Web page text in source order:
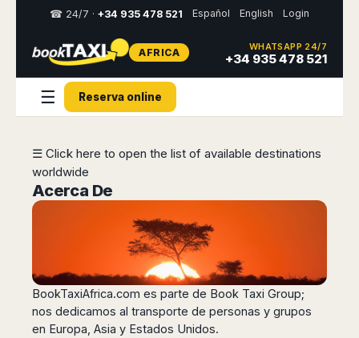
Select
website
Girona
Reus
Madrid
Turin
Genoa
Trieste
Brussels
Luxembourg
Geneva
Dubai
Abu
Dhabi
Amman
New
York
Los
☎ 24/7 · +34 935 478 521 Español English Login
AFRICA WHATSAPP 24/7
+34 935 478 521
☰ Reserva online
☰ Click here to open the list of available destinations
worldwide
Acerca De
BookTaxiAfrica.com es parte de Book Taxi Group;
nos dedicamos al transporte de personas y grupos
en Europa, Asia y Estados Unidos.